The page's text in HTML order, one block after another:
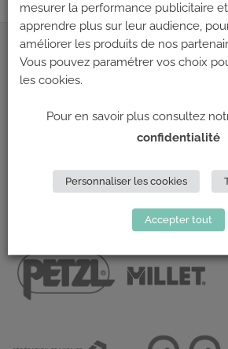
ADRESSE
148 Avenue Jean Jaurès
NOUS CONTACTER
LES PARTENAIRES
mesurer la performance publicitaire
apprendre plus sur leur audience,
améliorer les produits de nos
Vous pouvez paramétrer vos choix
les cookies.
Pour en savoir plus consultez
confidentialité
Personnaliser les cookies
Accepter tout